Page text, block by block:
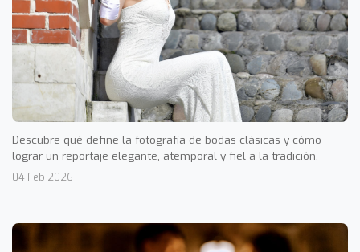
Descubre qué define la fotografía de bodas clásicas y cómo
lograr un reportaje elegante, atemporal y fiel a la tradición.
04 Feb 2026